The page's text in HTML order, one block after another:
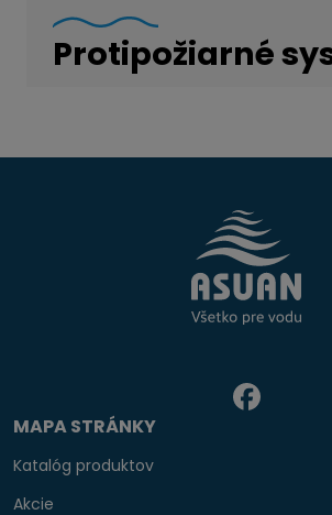
Protipožiarné
MAPA STRÁNKY
Katalóg produktov
Akcie